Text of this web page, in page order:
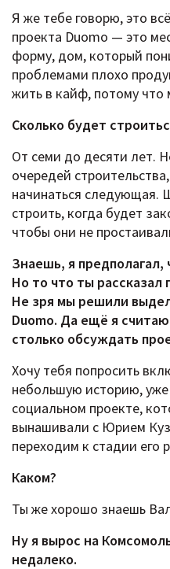
Я же тебе говорю, это
проекта Duomo — это
форму, дом, который
проблемами плохо
жить в кайф, потому что
Сколько будет
От семи до десяти лет.
очередей
начинаться следующая.
строить, когда будет
чтобы они не
Знаешь, я
Но то что ты
Не зря мы решили
Duomo. Да ещё я
столько обсуждать
Хочу тебя попросить
небольшую историю,
социальном проекте,
вынашивали с Юрием
переходим к стадии его
Каком?
Ты же хорошо знаешь
Ну я вырос на
недалеко.